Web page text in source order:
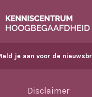
je aan voor de
Disclaimer